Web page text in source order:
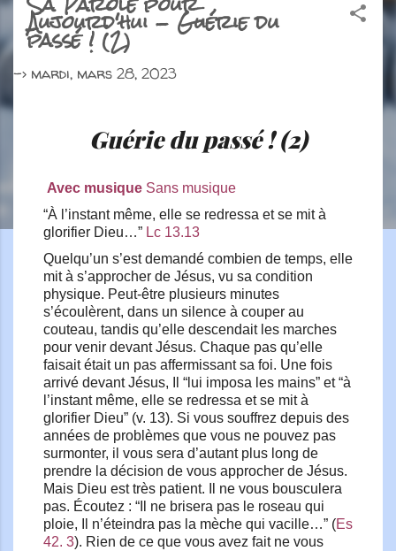
Aujourd'hui - Guérie du
passé ! (2)
-> mardi, mars 28, 2023
Guérie du passé ! (2)
Avec musique Sans musique
“À l’instant même, elle se redressa et se mit à
glorifier Dieu…” Lc 13.13
Quelqu’un s’est demandé combien de temps, elle
mit à s’approcher de Jésus, vu sa condition
physique. Peut-être plusieurs minutes
s’écoulèrent, dans un silence à couper au
couteau, tandis qu’elle descendait les marches
pour venir devant Jésus. Chaque pas qu’elle
faisait était un pas affermissant sa foi. Une fois
arrivé devant Jésus, Il “lui imposa les mains” et “à
l’instant même, elle se redressa et se mit à
glorifier Dieu” (v. 13). Si vous souffrez depuis des
années de problèmes que vous ne pouvez pas
surmonter, il vous sera d’autant plus long de
prendre la décision de vous approcher de Jésus.
Mais Dieu est très patient. Il ne vous bousculera
pas. Écoutez : “Il ne brisera pas le roseau qui
ploie, Il n’éteindra pas la mèche qui vacille…” (Es
42. 3). Rien de ce que vous avez fait ne vous